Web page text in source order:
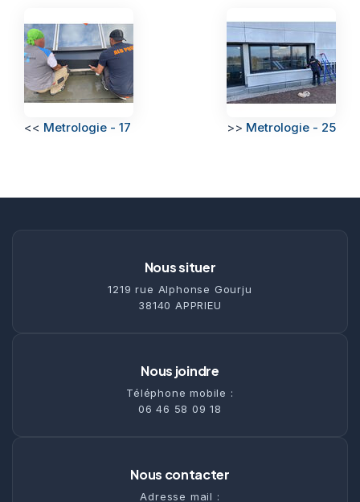
<< Metrologie - 17 >> Metrologie - 25
Nous situer
1219 rue Alphonse Gourju
38140 APPRIEU
Nous joindre
Téléphone mobile :
06 46 58 09 18
Nous contacter
Adresse mail :